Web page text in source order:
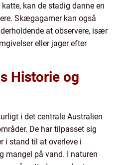
kan de stadig danne en
Skægagamer kan også
at observere, især
eller jager efter
Historie og
i det centrale Australien
De har tilpasset sig
i stand til at overleve i
mangel på vand. I naturen